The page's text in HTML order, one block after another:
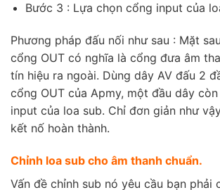
Bước 3 : Lựa chọn cổng input của
Phương pháp đấu nối như sau : Mặt
cổng OUT có nghĩa là cổng đưa âm
tín hiệu ra ngoài. Dùng dây AV đấu 2
cổng OUT của Apmy, một đầu dây
input của loa sub. Chỉ đơn giản như
kết nố hoàn thành.
Chỉnh loa sub cho âm thanh chuẩn.
Vấn đề chỉnh sub nó yêu cầu bạn phải